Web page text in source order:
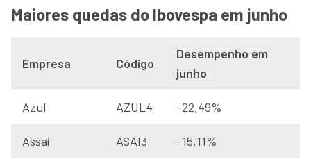
Maiores quedas do Ibovespa em junho
Empresa Código
Desempenho em
junho
Azul AZUL4 -22,49%
Assaí ASAI3 -15,11%